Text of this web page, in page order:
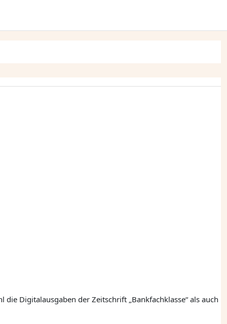
Digitalausgaben der Zeitschrift „Bankfachklasse“ als auch